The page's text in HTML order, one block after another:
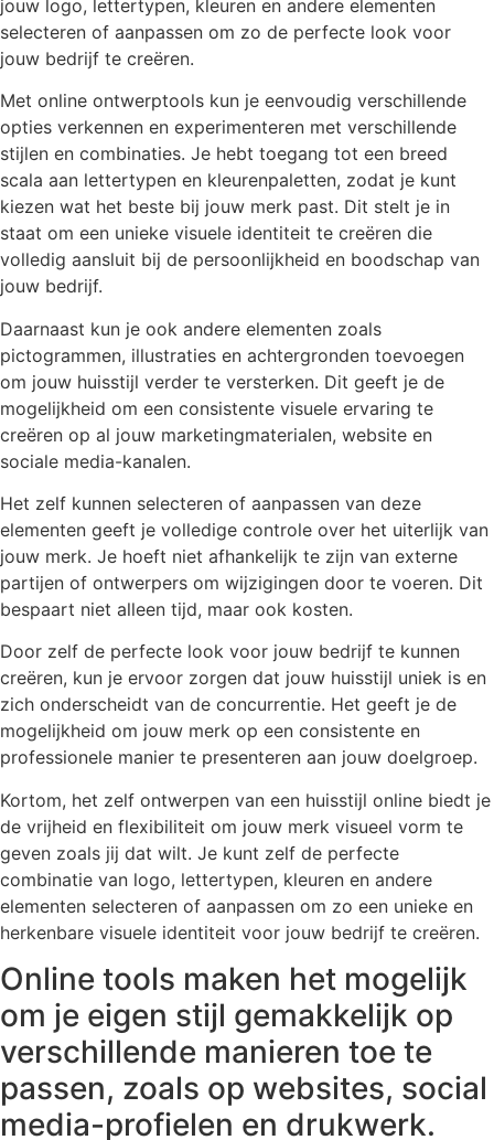
jouw logo, lettertypen, kleuren en andere elementen
selecteren of aanpassen om zo de perfecte look voor
jouw bedrijf te creëren.
Met online ontwerptools kun je eenvoudig verschillende
opties verkennen en experimenteren met verschillende
stijlen en combinaties. Je hebt toegang tot een breed
scala aan lettertypen en kleurenpaletten, zodat je kunt
kiezen wat het beste bij jouw merk past. Dit stelt je in
staat om een unieke visuele identiteit te creëren die
volledig aansluit bij de persoonlijkheid en boodschap van
jouw bedrijf.
Daarnaast kun je ook andere elementen zoals
pictogrammen, illustraties en achtergronden toevoegen
om jouw huisstijl verder te versterken. Dit geeft je de
mogelijkheid om een consistente visuele ervaring te
creëren op al jouw marketingmaterialen, website en
sociale media-kanalen.
Het zelf kunnen selecteren of aanpassen van deze
elementen geeft je volledige controle over het uiterlijk van
jouw merk. Je hoeft niet afhankelijk te zijn van externe
partijen of ontwerpers om wijzigingen door te voeren. Dit
bespaart niet alleen tijd, maar ook kosten.
Door zelf de perfecte look voor jouw bedrijf te kunnen
creëren, kun je ervoor zorgen dat jouw huisstijl uniek is en
zich onderscheidt van de concurrentie. Het geeft je de
mogelijkheid om jouw merk op een consistente en
professionele manier te presenteren aan jouw doelgroep.
Kortom, het zelf ontwerpen van een huisstijl online biedt je
de vrijheid en flexibiliteit om jouw merk visueel vorm te
geven zoals jij dat wilt. Je kunt zelf de perfecte
combinatie van logo, lettertypen, kleuren en andere
elementen selecteren of aanpassen om zo een unieke en
herkenbare visuele identiteit voor jouw bedrijf te creëren.
Online tools maken het mogelijk
om je eigen stijl gemakkelijk op
verschillende manieren toe te
passen, zoals op websites, social
media-profielen en drukwerk.